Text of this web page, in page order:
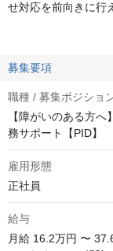
せ対応を前向きに行
募集要項
職種 / 募集ポジショ
【障がいのある方
務サポート【PID】
雇用形態
正社員
給与
月給 16.2万円 〜